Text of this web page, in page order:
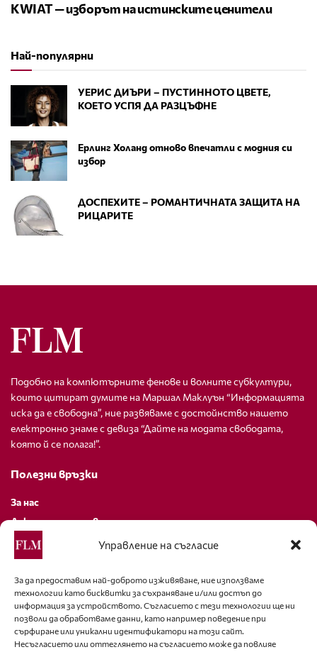
Управление на съгласие
За да предоставим най-доброто изживяване, ние използваме
технологии като бисквитки за съхраняване и/или достъп до
информация за устройството. Съгласието с тези технологии ще ни
позволи да обработваме данни, като например поведение при
сърфиране или уникални идентификатори на този сайт.
Несъгласието или оттеглянето на съгласието може да повлияе
KWIAT — изборът на истинските ценители
Най-популярни
УЕРИС ДИЪРИ – ПУСТИННОТО ЦВЕТЕ,
КОЕТО УСПЯ ДА РАЗЦЪФНЕ
Ерлинг Холанд отново впечатли с модния си
избор
ДОСПЕХИТЕ – РОМАНТИЧНАТА ЗАЩИТА НА
РИЦАРИТЕ
Подобно на компютърните фенове и волните субкултури,
които цитират думите на Маршал Маклуън “Информацията
иска да е свободна”, ние развяваме с достойнство нашето
електронно знаме с девиза “Дайте на модата свободата,
която й се полага!”.
Полезни връзки
За нас
Декларация за поверителност
Политика за бисквитки
За контакти
editor@fashion-lifestyle.net
+359 88 227 33 47